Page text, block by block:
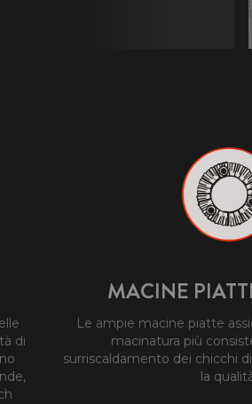
di
MACINE
Le ampie macine piatte
macinatura più
surriscaldamento dei chicchi
la